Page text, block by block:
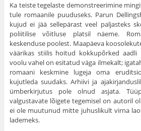
Ka teiste tegelaste demonstreerimine
tule romaanile puuduseks. Parun
kujud ei jää sellepärast veel paljasteks
poliitilise võitluse platsil näeme.
keskenduse poolest. Maapäeva
väärikas stiilis hoitud kokkupõrked aadli
voolu vahel on esitatud väga ilmekalt;
romaani keskmine lugeja oma
kujutleda suudaks. Arhiivi ja
ümberkirjutus pole olnud asjata.
valgustavate lõigete tegemisel on autoril
ei ole muutunud mitte juhuslikult virna
lademeks.